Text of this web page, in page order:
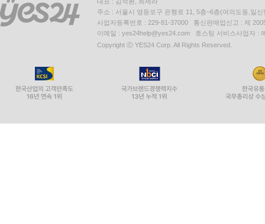
주소 : 서울시 영등포구 은행로 11, 5층~6층(여의도동,일신
사업자등록번호 : 229-81-37000 통신판매업신고 : 제
이메일 : yes24help@yes24.com 호스팅 서비스사업자 :
Copyright ⓒ YES24 Corp. All Rights Reserved.